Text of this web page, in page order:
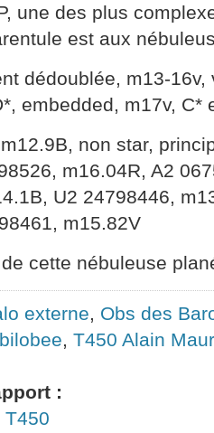
une des plus
est aux
dédoublée, m13-
embedded, m17v, C*
non star,
m16.04R, A2
U2 24798446,
m15.82V
cette nébuleuse
externe, Obs des
, T450 Alain
:
T450